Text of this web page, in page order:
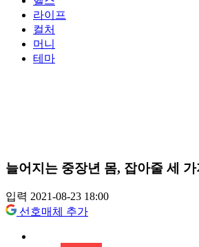
라이프
컬처
머니
테마
늘어지는 중장년 몸, 잡아줄 세
입력 2021-08-23 18:00
선호매체 추가